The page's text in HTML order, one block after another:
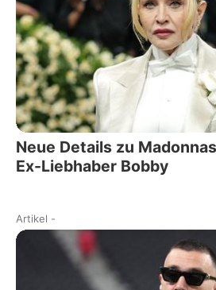
Neue Details zu
Ex-Liebhaber Bobby
Artikel -